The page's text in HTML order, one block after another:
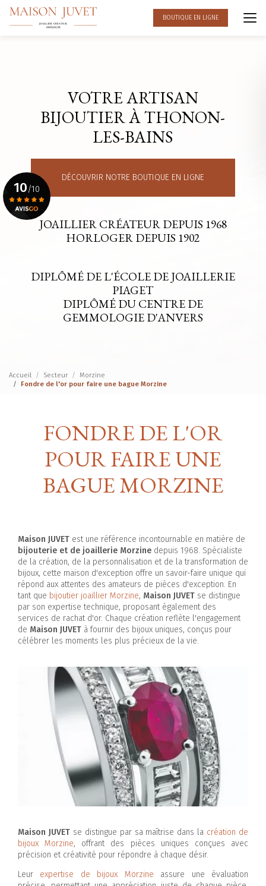
Aller
contenu
BOUTIQUE EN LIGNE
VOTRE ARTISAN
BIJOUTIER À THONON-
LES-BAINS
DÉCOUVRIR NOTRE BOUTIQUE EN LIGNE
JOAILLIER CRÉATEUR DEPUIS 1968
HORLOGER DEPUIS 1902
DIPLÔMÉ DE L'ÉCOLE DE JOAILLERIE
PIAGET
DIPLÔMÉ DU CENTRE DE
GEMMOLOGIE D'ANVERS
10/10
Voir le certificat
Accueil Secteur
Morzine
Fondre de l'or pour faire une bague Morzine
FONDRE DE L'OR
POUR FAIRE UNE
BAGUE MORZINE
Maison JUVET est une référence incontournable en matière de
bijouterie et de joaillerie Morzine depuis 1968. Spécialiste
de la création, de la personnalisation et de la transformation de
bijoux, cette maison d'exception offre un savoir-faire unique qui
répond aux attentes des amateurs de pièces d'exception. En
tant que bijoutier joaillier Morzine, Maison JUVET se distingue
par son expertise technique, proposant également des
services de rachat d'or. Chaque création reflète l'engagement
de Maison JUVET à fournir des bijoux uniques, conçus pour
célébrer les moments les plus précieux de la vie.
Maison JUVETse distingue par sa maîtrise dans la création de
bijoux Morzine, offrant des pièces uniques conçues avec
précision et créativité pour répondre à chaque désir.
Leur expertise de bijoux Morzine assure une évaluation